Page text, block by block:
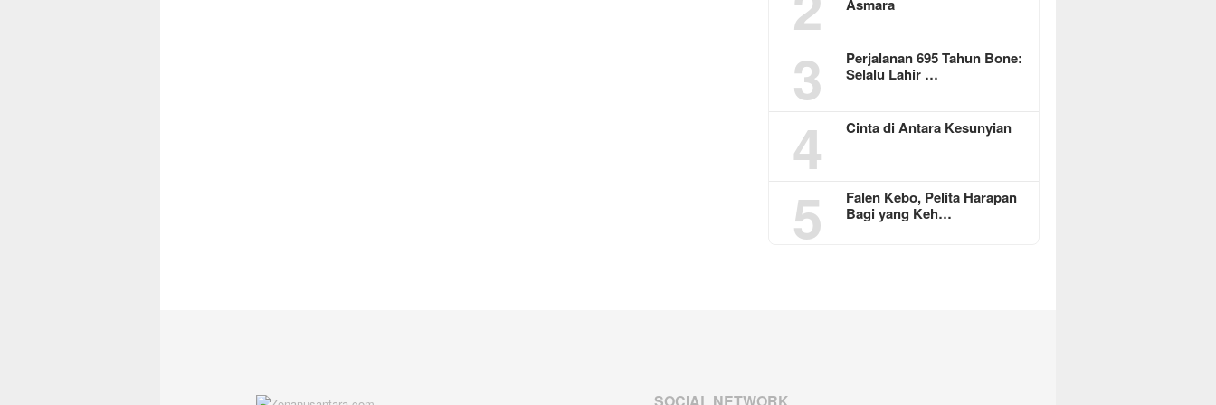
Asmara
3
Perjalanan 695 Tahun Bone:
Selalu Lahir …
4 Cinta di Antara Kesunyian
5
Falen Kebo, Pelita Harapan
Bagi yang Keh…
SOCIAL NETWORK